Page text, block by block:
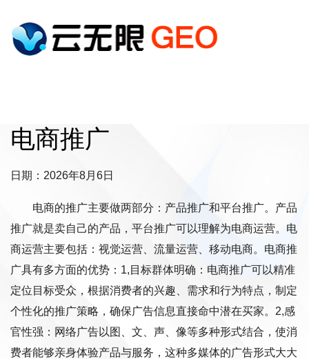
电商推广
日期：2026年8月6日
电商的推广主要做两部分：产品推广和平台推广。产品
推广就是卖自己的产品，平台推广可以理解为电商运营。电
商运营主要包括：视觉运营、流量运营、移动电商。电商推
广具有多方面的优势：1,目标群体明确：电商推广可以精准
定位目标受众，根据消费者的兴趣、需求和行为特点，制定
个性化的推广策略，确保广告信息直接命中潜在买家。2,感
官性强：网络广告以图、文、声、像等多种形式结合，使消
费者能够亲身体验产品与服务，这种多媒体的广告形式大大